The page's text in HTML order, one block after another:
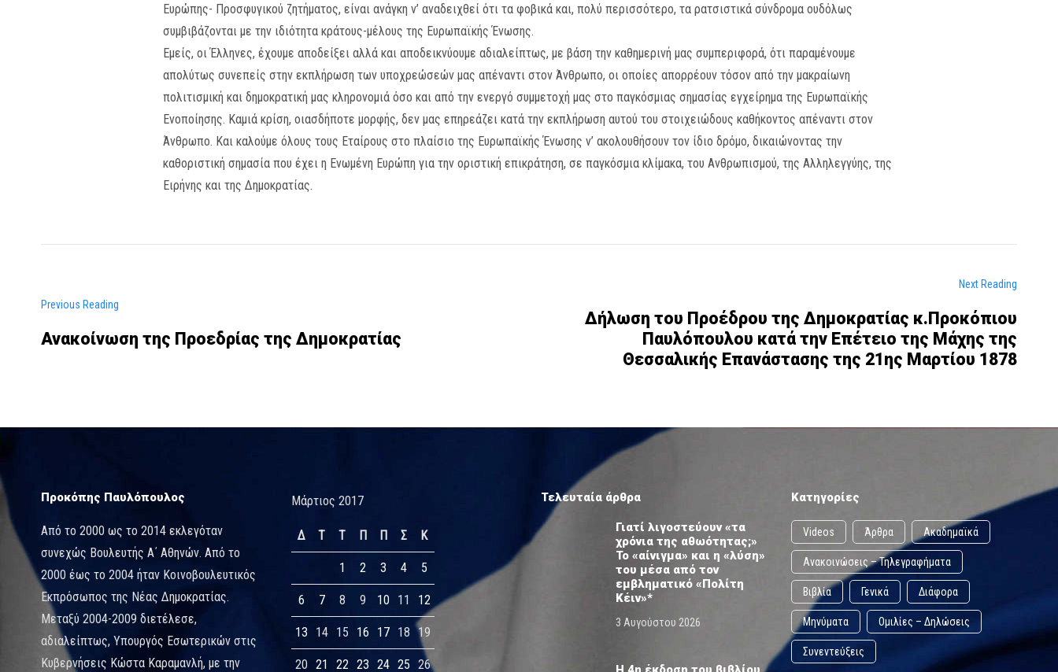
Ευρώπης- Προσφυγικού ζητήματος, είναι ανάγκη ν’ αναδειχθεί ότι τα φοβικά και, πολύ περισσότερο, τα ρατσιστικά σύνδρομα ουδόλως
συμβιβάζονται με την ιδιότητα κράτους-μέλους της Ευρωπαϊκής Ένωσης.
Εμείς, οι Έλληνες, έχουμε αποδείξει αλλά και αποδεικνύουμε αδιαλείπτως, με βάση την καθημερινή μας συμπεριφορά, ότι παραμένουμε
απολύτως συνεπείς στην εκπλήρωση των υποχρεώσεών μας απέναντι στον Άνθρωπο, οι οποίες απορρέουν τόσον από την μακραίωνη
πολιτισμική και δημοκρατική μας κληρονομιά όσο και από την ενεργό συμμετοχή μας στο παγκόσμιας σημασίας εγχείρημα της Ευρωπαϊκής
Ενοποίησης. Καμιά κρίση, οιασδήποτε μορφής, δεν μας επηρεάζει κατά την εκπλήρωση αυτού του στοιχειώδους καθήκοντος απέναντι στον
Άνθρωπο. Και καλούμε όλους τους Εταίρους στο πλαίσιο της Ευρωπαϊκής Ένωσης ν’ ακολουθήσουν τον ίδιο δρόμο, δικαιώνοντας την
καθοριστική σημασία που έχει η Ενωμένη Ευρώπη για την οριστική επικράτηση, σε παγκόσμια κλίμακα, του Ανθρωπισμού, της Αλληλεγγύης, της
Ειρήνης και της Δημοκρατίας.
Previous Reading
Ανακοίνωση της Προεδρίας της Δημοκρατίας
Next Reading
Δήλωση του Προέδρου της Δημοκρατίας κ.Προκόπιου
Παυλόπουλου κατά την Επέτειο της Μάχης της
Θεσσαλικής Επανάστασης της 21ης Μαρτίου 1878
Προκόπης Παυλόπουλος
Από το 2000 ως το 2014 εκλεγόταν
συνεχώς Βουλευτής Α΄ Αθηνών. Από το
2000 έως το 2004 ήταν Κοινοβουλευτικός
Εκπρόσωπος της Νέας Δημοκρατίας.
Μεταξύ 2004-2009 διετέλεσε,
αδιαλείπτως, Υπουργός Εσωτερικών στις
Κυβερνήσεις Κώστα Καραμανλή, με την
Μάρτιος 2017
Δ Τ Τ Π Π Σ Κ
1 2 3 4 5
6 7 8 9 10 11 12
13 14 15 16 17 18 19
20 21 22 23 24 25 26
Τελευταία άρθρα
Γιατί λιγοστεύουν «τα
χρόνια της αθωότητας;»
Το «αίνιγμα» και η «λύση»
του μέσα από τον
εμβληματικό «Πολίτη
Κέιν»*
3 Αυγούστου 2026
Κατηγορίες
Videos Άρθρα Ακαδημαϊκά
Ανακοινώσεις – Τηλεγραφήματα
Βιβλία Γενικά Διάφορα
Μηνύματα Ομιλίες – Δηλώσεις
Συνεντεύξεις